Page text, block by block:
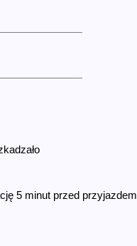
5 minut przed przyjazdem